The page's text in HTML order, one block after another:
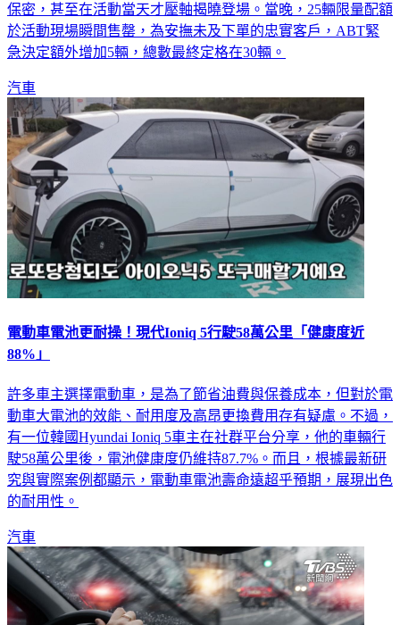
保密，甚至在活動當天才壓軸揭曉登場。當晚，25輛限量配額
於活動現場瞬間售罄，為安撫未及下單的忠實客戶，ABT緊
急決定額外增加5輛，總數最終定格在30輛。
汽車
電動車電池更耐操！現代Ioniq 5行駛58萬公里「健康度近
88%」
許多車主選擇電動車，是為了節省油費與保養成本，但對於電
動車大電池的效能、耐用度及高昂更換費用存有疑慮。不過，
有一位韓國Hyundai Ioniq 5車主在社群平台分享，他的車輛行
駛58萬公里後，電池健康度仍維持87.7%。而且，根據最新研
究與實際案例都顯示，電動車電池壽命遠超乎預期，展現出色
的耐用性。
汽車